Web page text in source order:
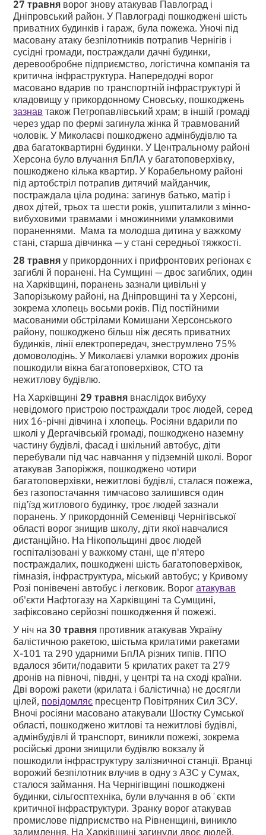
27 травня ворог знову атакував Павлоград і
Дніпровський район. У Павлограді пошкоджені шість
приватних будинків і гараж, була пожежа. Уночі під
масовану атаку безпілотників потрапив Чернігів і
сусідні громади, постраждали дачні будинки,
деревообробне підприємство, логістична компанія та
критична інфраструктура. Напередодні ворог
масовано вдарив по транспортній інфраструктурі й
кладовищу у прикордонному Сновську, пошкоджень
зазнав також Петропавлівський храм; в іншій громаді
через удар по фермі загинула жінка й травмований
чоловік. У Миколаєві пошкоджено адмінбудівлю та
два багатоквартирні будинки. У Центральному районі
Херсона було влучання БпЛА у багатоповерхівку,
пошкоджено кілька квартир. У Корабельному районі
під артобстріл потрапив дитячий майданчик,
постраждала ціла родина: загинув батько, матір і
двох дітей, трьох та шести років, ушпиталили з мінно-
вибуховими травмами і множинними уламковими
пораненнями. Мама та молодша дитина у важкому
стані, старша дівчинка — у стані середньої тяжкості.
28 травняу прикордонних і прифронтових регіонах є
загиблі й поранені. На Сумщині — двоє загиблих, один
на Харківщині, поранень зазнали цивільні у
Запорізькому районі, на Дніпровщині та у Херсоні,
зокрема хлопець восьми років. Під постійними
масованими обстрілами Комишани Херсонського
району, пошкоджено більш ніж десять приватних
будинків, лінії електропередач, знеструмлено 75%
домоволодінь. У Миколаєві уламки ворожих дронів
пошкодили вікна багатоповерхівок, СТО та
нежитлову будівлю.
На Харківщині 29 травня внаслідок вибуху
невідомого пристрою постраждали троє людей, серед
них 16-річні дівчина і хлопець. Росіяни вдарили по
школі у Дергачівській громаді, пошкоджено наземну
частину будівлі, фасад і шкільний автобус, діти
перебували під час навчання у підземній школі. Ворог
атакував Запоріжжя, пошкоджено чотири
багатоповерхівки, нежитлові будівлі, сталася пожежа,
без газопостачання тимчасово залишився один
під’їзд житлового будинку, троє людей зазнали
поранень. У прикордонній Семенівці Чернігівської
області ворог знищив школу, діти якої навчалися
дистанційно. На Нікопольщині двоє людей
госпіталізовані у важкому стані, ще п'ятеро
постраждалих, пошкоджені шість багатоповерхівок,
гімназія, інфраструктура, міський автобус; у Кривому
Розі понівечені автобус і легковик. Ворогатакував
об'єкти Нафтогазу на Харківщині та Сумщині,
зафіксовано серйозні пошкодження й пожежі.
У ніч на30 травня противник атакував Україну
балістичною ракетою, шістьма крилатими ракетами
Х-101 та 290 ударними БпЛА різних типів. ППО
вдалося збити/подавити 5 крилатих ракет та 279
дронів на півночі, півдні, у центрі та на сході країни.
Дві ворожі ракети (крилата і балістична) не досягли
цілей, повідомляє пресцентр Повітряних Сил ЗСУ.
Вночі росіяни масовано атакували Шостку Сумської
області, пошкоджено житлові та нежитлові будівлі,
адмінбудівлі й транспорт, виникли пожежі, зокрема
російські дрони знищили будівлю вокзалу й
пошкодили інфраструктуру залізничної станції. Вранці
ворожий безпілотник влучив в одну з АЗС у Сумах,
сталося займання. На Чернігівщині пошкоджені
будинки, сільгосптехніка, були влучання в обʼєкти
критичної інфраструктури. Зранку ворог атакував
промислове підприємство на Рівненщині, виникло
задимлення. На Харківщині загинули двоє людей,